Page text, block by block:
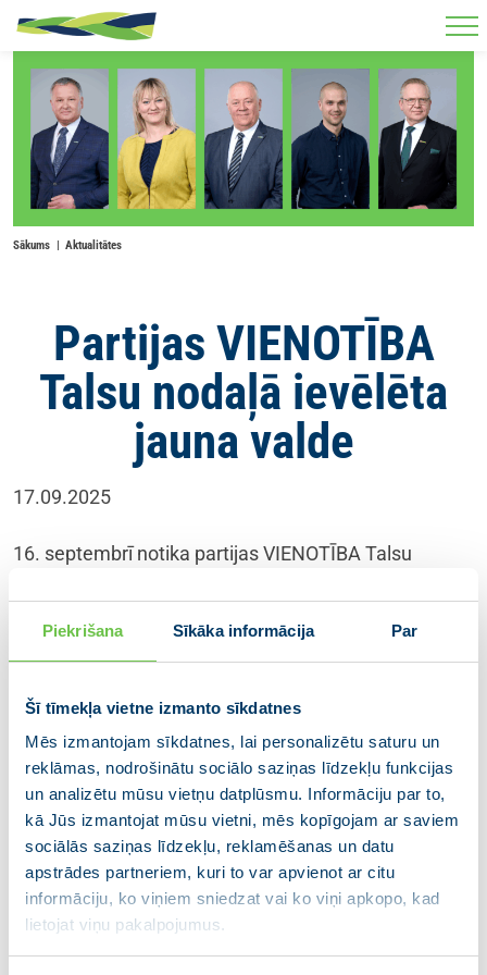
Piekrišana Sīkāka informācija Par
Šī tīmekļa vietne izmanto sīkdatnes
Mēs izmantojam sīkdatnes, lai personalizētu saturu un
reklāmas, nodrošinātu sociālo saziņas līdzekļu funkcijas
un analizētu mūsu vietņu datplūsmu. Informāciju par to,
kā Jūs izmantojat mūsu vietni, mēs kopīgojam ar saviem
sociālās saziņas līdzekļu, reklamēšanas un datu
apstrādes partneriem, kuri to var apvienot ar citu
informāciju, ko viņiem sniedzat vai ko viņi apkopo, kad
lietojat viņu pakalpojumus.
Skip to main content
Sākums Aktualitātes
Partijas VIENOTĪBA
Talsu nodaļā ievēlēta
jauna valde
17.09.2025
16. septembrī notika partijas VIENOTĪBA Talsu
jauna valde. Ar vienbalsīgu atbalstu valdē ievēlēti:
Māris Rozenbergs, Jānis Grahoļskis, Zane Ceraukste,
Lauris Karlušas, Ainārs Lūks, bet par nodaļas vadītāju
Talsu novada domes deputāta amata pienākumus.
Pēc sēdes Rozenbergs teica: “Vēlos no sirds
pateikties par jūsu uzticību un atbalstu gan valdes
vēlēšanās, gan arī atkārtoti ievēlot mani par nodaļas
vadītāju. Tas man ir liels gods. Priekšā mums ir daudz
darba, un esmu pārliecināts, ka ar jūsu palīdzību un
mūsu kopīgiem spēkiem mēs spēsim sasniegt visus
izvirzītos mērķus. Mums ir lieliska komanda!”